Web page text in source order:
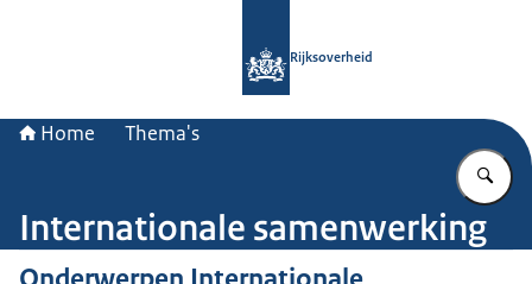
Rijksoverheid
Home Thema's
Internationale samenwerking